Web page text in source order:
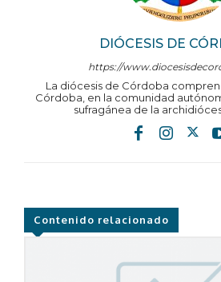
DIÓCESIS DE
https://
La diócesis de Córdoba
Córdoba, en la comunidad
sufragánea de la
Contenido relacionado